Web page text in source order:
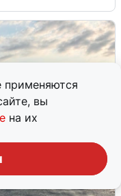
вы
на их